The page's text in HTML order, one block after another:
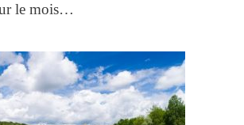
le mois…